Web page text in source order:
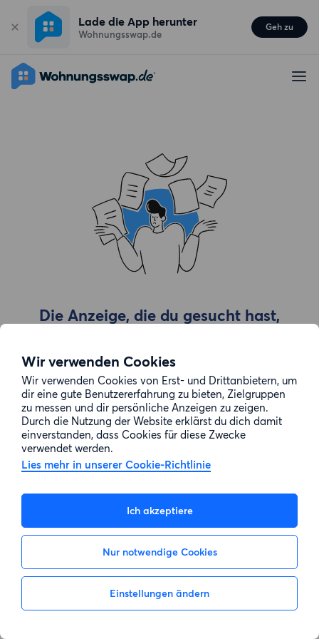
Wir verwenden Cookies
Wir verwenden Cookies von Erst- und Drittanbietern, um
dir eine gute Benutzererfahrung zu bieten, Zielgruppen
zu messen und dir persönliche Anzeigen zu zeigen.
Durch die Nutzung der Website erklärst du dich damit
einverstanden, dass Cookies für diese Zwecke
verwendet werden.
Lies mehr in unserer Cookie-Richtlinie
Ich akzeptiere
Nur notwendige Cookies
Einstellungen ändern
Lade die App herunter
Wohnungsswap.de
Geh zu
Die Anzeige, die du gesucht hast,
Zur Suche gehen